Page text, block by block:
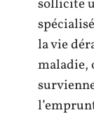
sollicite
la vie
maladie,